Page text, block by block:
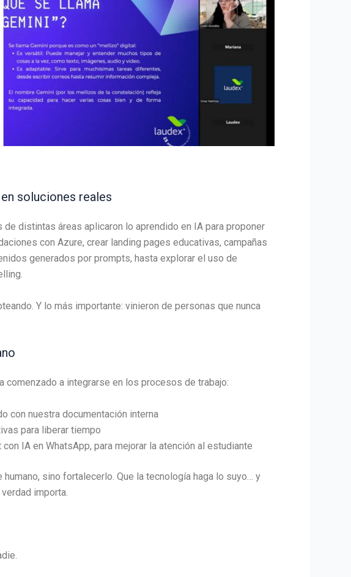
soluciones reales
distintas áreas aplicaron lo aprendido en IA para proponer
con Azure, crear landing pages educativas, campañas
generados por prompts, hasta explorar el uso de
Y lo más importante: vinieron de personas que nunca
comenzado a integrarse en los procesos de trabajo:
con nuestra documentación interna
para liberar tiempo
IA en WhatsApp, para mejorar la atención al estudiante
sino fortalecerlo. Que la tecnología haga lo suyo… y
importa.